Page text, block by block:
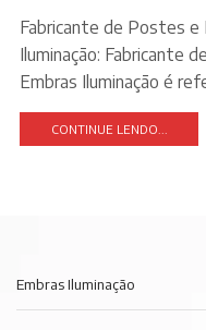
Fabricante de Postes e
Iluminação: Fabricante
Embras Iluminação é
CONTINUE LENDO...
Embras Iluminação